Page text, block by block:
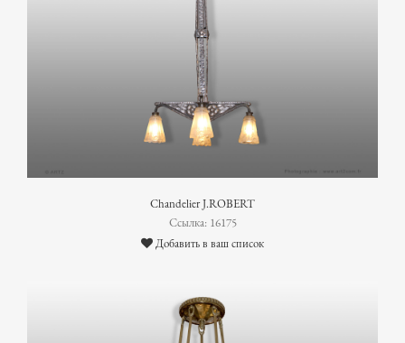
Chandelier J.ROBERT
Ссылка: 16175
Добавить в ваш список